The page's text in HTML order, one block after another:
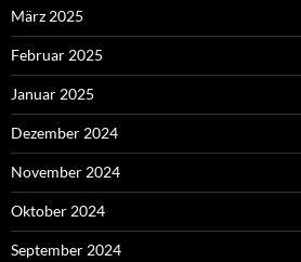
März 2025
Februar 2025
Januar 2025
Dezember 2024
November 2024
Oktober 2024
September 2024